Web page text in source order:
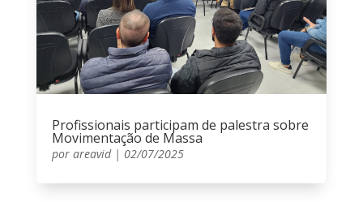
Profissionais participam de palestra sobre
Movimentação de Massa
por areavid| 02/07/2025